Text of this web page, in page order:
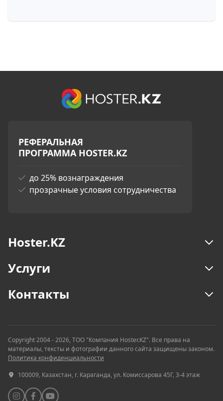
РЕФЕРАЛЬНАЯ
ПРОГРАММА HOSTER.KZ
до 25% вознаграждения
прозрачные условия сотрудничества
Hoster.KZ
Услуги
Контакты
Copyright 2004 - 2026, ТОО "Компания Hoster.KZ". Все права на
материалы, тексты и фотографии данного сайта защищены законом.
Политика конфиденциальности
100009, Казахстан, г. Караганда, ул. Комиссарова 45Г, 3-4 этаж